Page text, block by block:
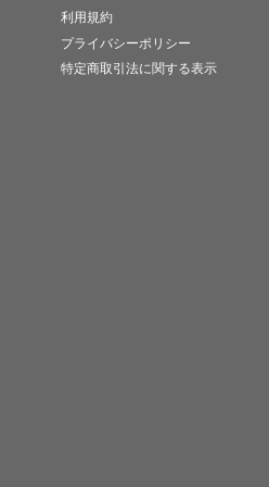
利用規約
プライバシーポリシー
特定商取引法に関する表示